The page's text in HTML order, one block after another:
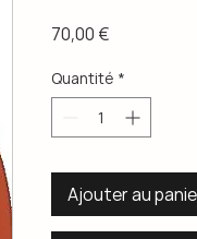
70,00 €
Quantité *
Ajouter au